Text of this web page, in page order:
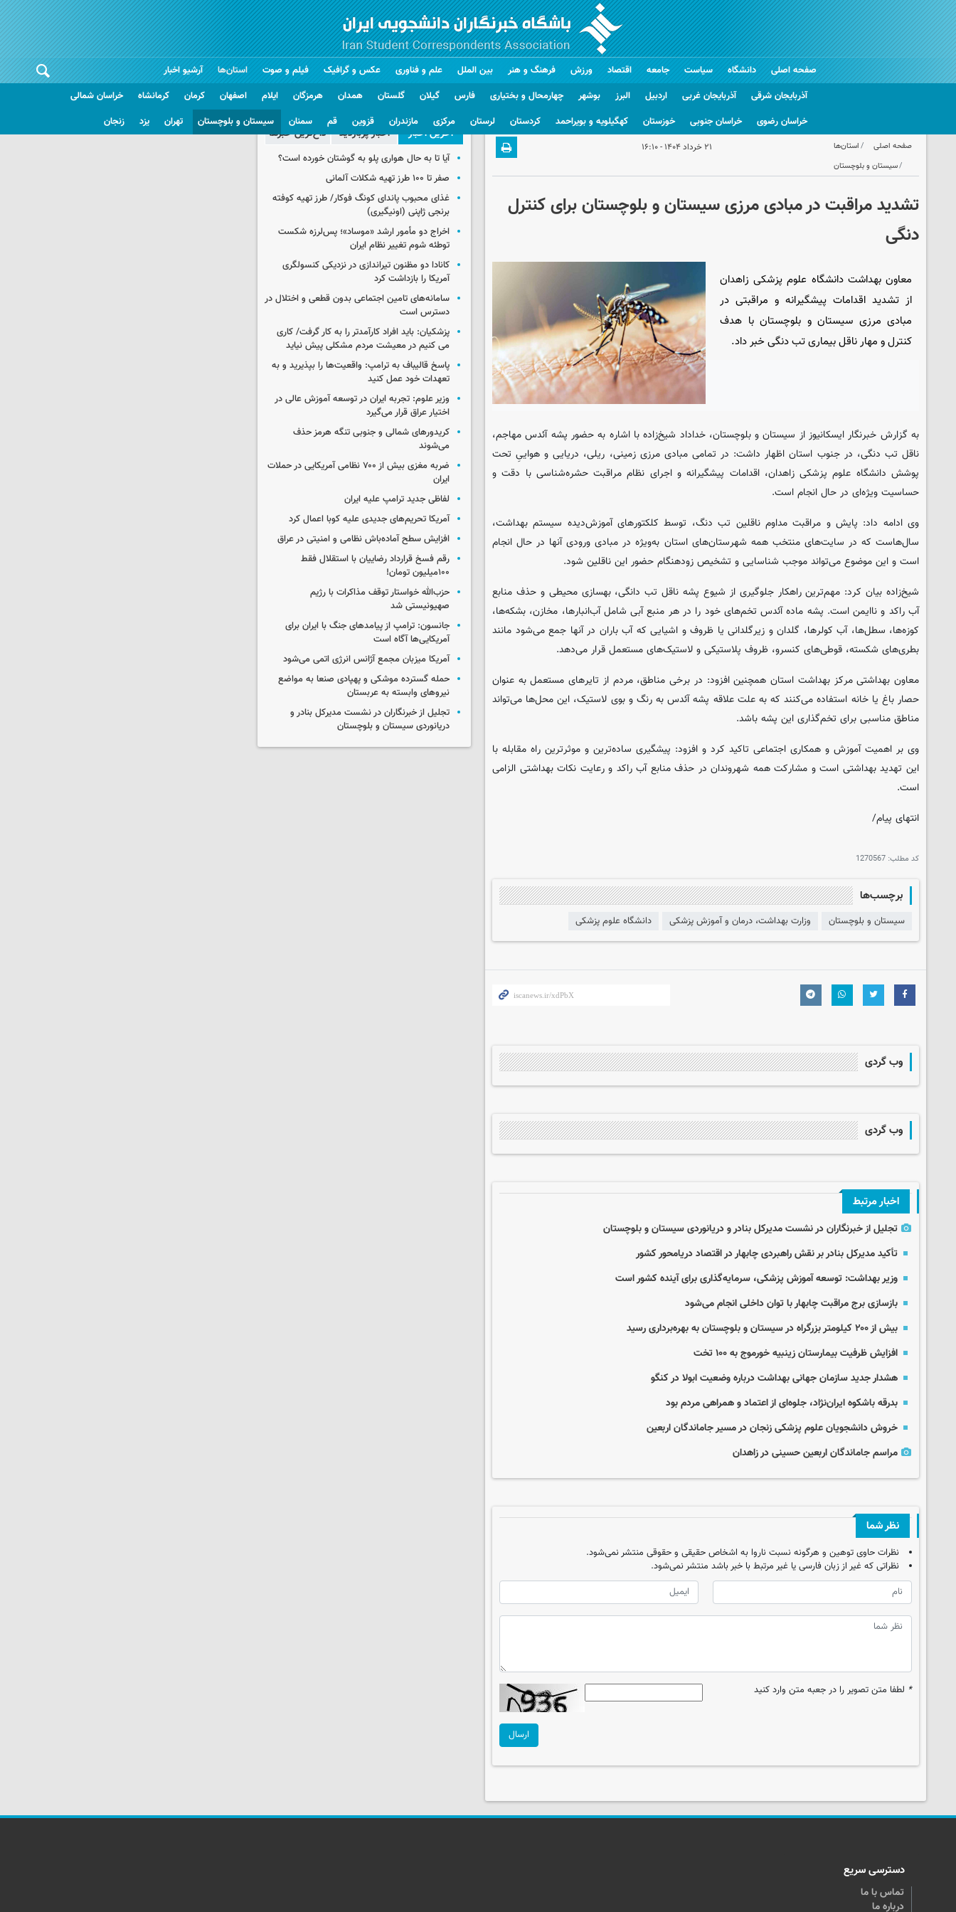
صفحه اصلی دانشگاه سیاست جامعه اقتصاد ورزش فرهنگ و هنر بین الملل علم و فناوری عکس و گرافیک فیلم و صوت
استان‌ها
آذربایجان شرقی
آذربایجان غربی اردبیل البرز بوشهر چهارمحال و بختیاری فارس گیلان گلستان همدان هرمزگان ایلام اصفهان کرمان کرمانشاه
خراسان شمالی
خراسان رضوی
خراسان جنوبی خوزستان کهگیلویه و بویراحمد کردستان لرستان مرکزی مازندران قزوین قم سمنان سیستان و بلوچستان تهران یزد زنجان
آرشیو اخبار
صفحه اصلی
استان‌ها
سیستان و بلوچستان
۲۱ خرداد ۱۴۰۴ - ۱۶:۱۰
تشدید مراقبت در مبادی مرزی سیستان و بلوچستان برای کنترل
دنگی
معاون بهداشت دانشگاه علوم پزشکی زاهدان
از تشدید اقدامات پیشگیرانه و مراقبتی در
مبادی مرزی سیستان و بلوچستان با هدف
کنترل و مهار ناقل بیماری تب دنگی خبر داد.
به گزارش خبرنگار ایسکانیوزاز سیستان و بلوچستان، خداداد شیخ‌زاده با اشاره به حضور پشه آئدس مهاجم،
ناقل تب دنگی، در جنوب استان اظهار داشت: در تمامی مبادی مرزی زمینی، ریلی، دریایی و هواییِ تحت
پوشش دانشگاه علوم پزشکی زاهدان، اقدامات پیشگیرانه و اجرای نظام مراقبت حشره‌شناسی با دقت و
حساسیت ویژه‌ای در حال انجام است.
وی ادامه داد: پایش و مراقبت مداوم ناقلین تب دنگ، توسط کلکتورهای آموزش‌دیده سیستم بهداشت،
سال‌هاست که در سایت‌های منتخب همه شهرستان‌های استان به‌ویژه در مبادی ورودی آنها در حال انجام
است و این موضوع می‌تواند موجب شناسایی و تشخیص زودهنگام حضور این ناقلین شود.
شیخ‌زاده بیان کرد: مهم‌ترین راهکار جلوگیری از شیوع پشه ناقل تب دانگی، بهسازی محیطی و حذف منابع
آب راکد و ناایمن است. پشه ماده آئدس تخم‌های خود را در هر منبع آبی شامل آب‌انبارها، مخازن، بشکه‌ها،
کوزه‌ها، سطل‌ها، آب کولرها، گلدان و زیرگلدانی یا ظروف و اشیایی که آب باران در آنها جمع می‌شود مانند
بطری‌های شکسته، قوطی‌های کنسرو، ظروف پلاستیکی و لاستیک‌های مستعمل قرار می‌دهد.
معاون بهداشتی مرکز بهداشت استان همچنین افزود: در برخی مناطق، مردم از تایرهای مستعمل به عنوان
حصار باغ یا خانه استفاده می‌کنند که به علت علاقه پشه آئدس به رنگ و بوی لاستیک، این محل‌ها می‌تواند
مناطق مناسبی برای تخم‌گذاری این پشه باشد.
وی بر اهمیت آموزش و همکاری اجتماعی تاکید کرد و افزود: پیشگیری ساده‌ترین و موثرترین راه مقابله با
این تهدید بهداشتی است و مشارکت همه شهروندان در حذف منابع آب راکد و رعایت نکات بهداشتی الزامی
است.
انتهای پیام/
کد مطلب: 1270567
برچسب‌ها
سیستان و بلوچستان وزارت بهداشت، درمان و آموزش پزشکی دانشگاه علوم پزشکی
وب گردی
وب گردی
اخبار مرتبط
تجلیل از خبرنگاران در نشست مدیرکل بنادر و دریانوردی سیستان و بلوچستان
تأکید مدیرکل بنادر بر نقش راهبردی چابهار در اقتصاد دریامحور کشور
وزیر بهداشت: توسعه آموزش پزشکی، سرمایه‌گذاری برای آینده کشور است
بازسازی برج مراقبت چابهار با توان داخلی انجام می‌شود
بیش از ۲۰۰ کیلومتر بزرگراه در سیستان و بلوچستان به بهره‌برداری رسید
افزایش ظرفیت بیمارستان زینبیه خورموج به ۱۰۰ تخت
هشدار جدید سازمان جهانی بهداشت درباره وضعیت ابولا در کنگو
بدرقه باشکوه ایران‌نژاد، جلوه‌ای از اعتماد و همراهی مردم بود
خروش دانشجویان علوم پزشکی زنجان در مسیر جاماندگان اربعین
مراسم جاماندگان اربعین حسینی در زاهدان
نظر شما
نظرات حاوی توهین و هرگونه نسبت ناروا به اشخاص حقیقی و حقوقی منتشر نمی‌شود.
نظراتی که غیر از زبان فارسی یا غیر مرتبط با خبر باشد منتشر نمی‌شود.
* لطفا متن تصویر را در جعبه متن وارد کنید
ارسال
آخرین اخبار اخبار پربازدید داغ‌ترین خبرها
آیا تا به حال هواری پلو به گوشتان خورده است؟
صفر تا ۱۰۰ طرز تهیه شکلات آلمانی
غذای محبوب پاندای کونگ فوکار/ طرز تهیه کوفته
برنجی ژاپنی (اونیگیری)
اخراج دو مأمور ارشد «موساد»؛ پس‌لرزه شکست
توطئه شوم تغییر نظام ایران
کانادا دو مظنون تیراندازی در نزدیکی کنسولگری
آمریکا را بازداشت کرد
سامانه‌های تامین اجتماعی بدون قطعی و اختلال در
دسترس است
پزشکیان: باید افراد کارآمدتر را به کار گرفت/ کاری
می کنیم در معیشت مردم مشکلی پیش نیاید
پاسخ قالیباف به ترامپ: واقعیت‌ها را بپذیرید و به
تعهدات خود عمل کنید
وزیر علوم: تجربه ایران در توسعه آموزش عالی در
اختیار عراق قرار می‌گیرد
کریدورهای شمالی و جنوبی تنگه هرمز حذف
می‌شوند
ضربه مغزی بیش از ۷۰۰ نظامی آمریکایی در حملات
ایران
لفاظی جدید ترامپ علیه ایران
آمریکا تحریم‌های جدیدی علیه کوبا اعمال کرد
افزایش سطح آماده‌باش نظامی و امنیتی در عراق
رقم فسخ قرارداد رضاییان با استقلال فقط
۱۰۰میلیون تومان!
حزب‌الله خواستار توقف مذاکرات با رژیم
صهیونیستی شد
جانسون: ترامپ از پیامدهای جنگ با ایران برای
آمریکایی‌ها آگاه است
آمریکا میزبان مجمع آژانس انرژی اتمی می‌شود
حمله گسترده موشکی و پهپادی صنعا به مواضع
نیروهای وابسته به عربستان
تجلیل از خبرنگاران در نشست مدیرکل بنادر و
دریانوردی سیستان و بلوچستان
دسترسی سریع
تماس با ما
درباره ما